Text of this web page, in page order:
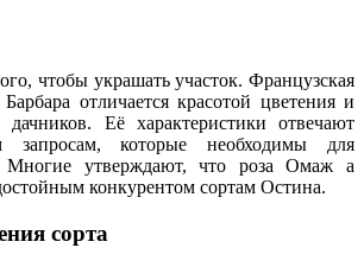
чтобы украшать участок. Французская
отличается красотой цветения и
Её характеристики отвечают
запросам, которые необходимы для
Многие утверждают, что роза Омаж а
конкурентом сортам Остина.
сорта